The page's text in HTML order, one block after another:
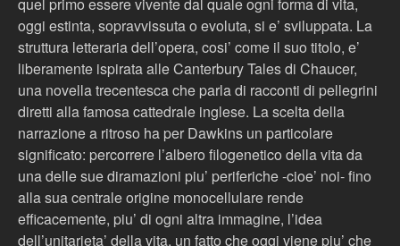
oggi estinta, sopravvissuta o evoluta, si e’ sviluppata. La
struttura letteraria dell’opera, cosi’ come il suo titolo, e’
liberamente ispirata alle Canterbury Tales di Chaucer,
una novella trecentesca che parla di racconti di pellegrini
diretti alla famosa cattedrale inglese. La scelta della
narrazione a ritroso ha per Dawkins un particolare
significato: percorrere l’albero filogenetico della vita da
una delle sue diramazioni piu’ periferiche -cioe’ noi- fino
alla sua centrale origine monocellulare rende
efficacemente, piu’ di ogni altra immagine, l’idea
dell’unitarieta’ della vita, un fatto che oggi viene piu’ che